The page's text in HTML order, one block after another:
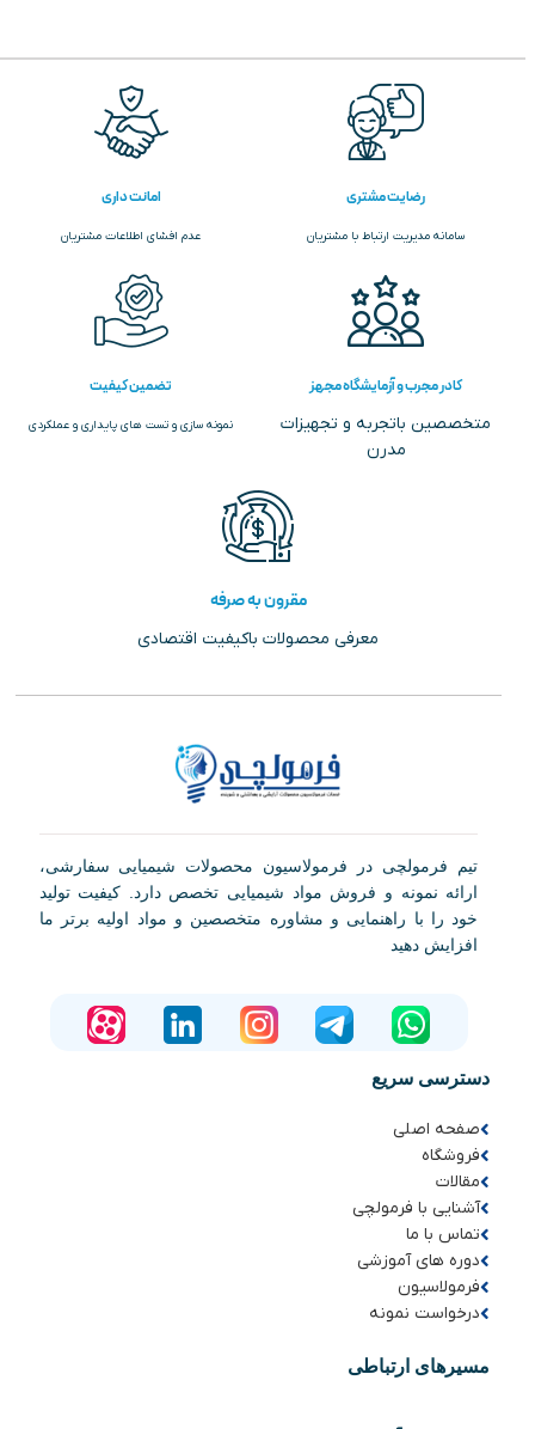
رضایت مشتری
سامانه مدیریت ارتباط با مشتریان
امانت داری
عدم افشای اطلاعات مشتریان
کادر مجرب و آزمایشگاه مجهز
متخصصین باتجربه و تجهیزات
مدرن
تضمین کیفیت
نمونه سازی و تست های پایداری و عملکردی
مقرون به صرفه
معرفی محصولات باکیفیت اقتصادی
تیم فرمولچی در فرمولاسیون محصولات شیمیایی سفارشی،
ارائه نمونه و فروش مواد شیمیایی تخصص دارد. کیفیت تولید
خود را با راهنمایی و مشاوره متخصصین و مواد اولیه برتر ما
افزایش دهید
دسترسی سریع
صفحه اصلی
فروشگاه
مقالات
آشنایی با فرمولچی
تماس با ما
دوره های آموزشی
فرمولاسیون
درخواست نمونه
مسیرهای ارتباطی